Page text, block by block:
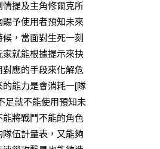
提及主角修爾克所
予使用者預知未來
，當面對生死一刻
就能根據提示來抉
應的手段來化解危
能力是會消耗一[隊
足就不能使用預知未
將戰鬥不能的角色
伍計量表，又能夠